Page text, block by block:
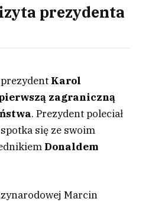
prezydenta
Karol
zagraniczną
. Prezydent poleciał
się ze swoim
Donaldem
Marcin